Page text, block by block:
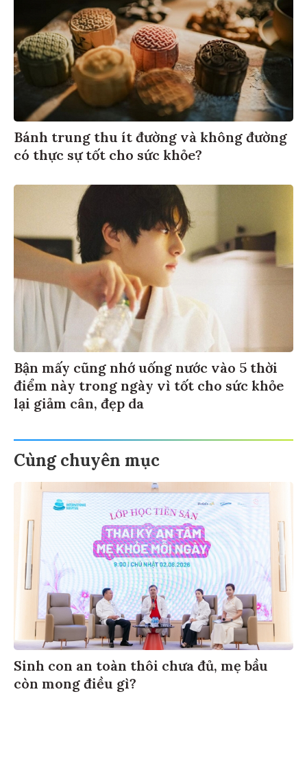
Bánh trung thu ít đường và không đường
có thực sự tốt cho sức khỏe?
Bận mấy cũng nhớ uống nước vào 5 thời
điểm này trong ngày vì tốt cho sức khỏe
lại giảm cân, đẹp da
Cùng chuyên mục
Sinh con an toàn thôi chưa đủ, mẹ bầu
còn mong điều gì?